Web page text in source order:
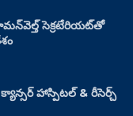
సెక్రటేరియట్‌తో
హాస్పిటల్ & రీసెర్చ్